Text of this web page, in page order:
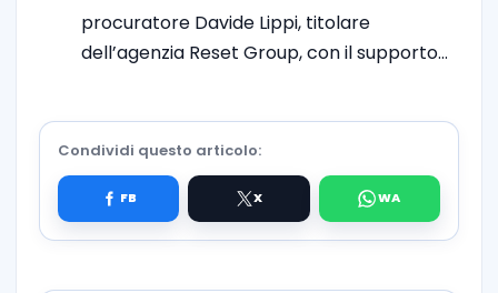
procuratore Davide Lippi, titolare
dell’agenzia Reset Group, con il supporto…
Condividi questo articolo: